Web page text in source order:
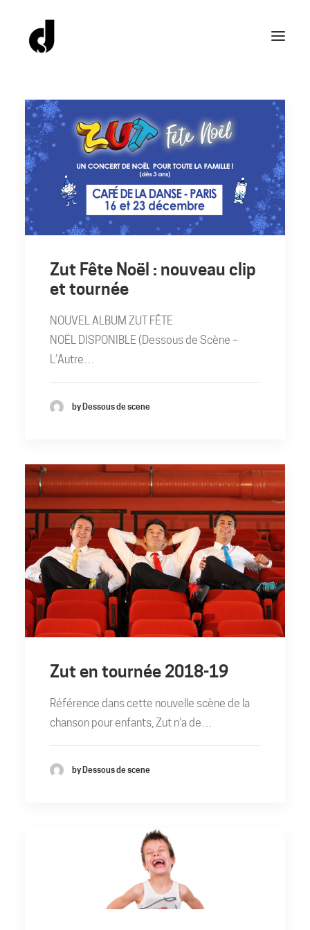
Zut Fête Noël : nouveau clip
et tournée
NOUVEL ALBUM ZUT FÊTE
NOËL DISPONIBLE (Dessous de Scène –
L’Autre…
by Dessous de scene
Zut en tournée 2018-19
Référence dans cette nouvelle scène de la
chanson pour enfants, Zut n’a de…
by Dessous de scene